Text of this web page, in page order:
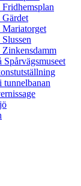
tunnelbanan